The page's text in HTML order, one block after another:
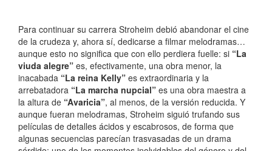
Para continuar su carrera Stroheim debió abandonar el cine
de la crudeza y, ahora sí, dedicarse a filmar melodramas…
aunque esto no significa que con ello perdiera fuelle: si “La
viuda alegre” es, efectivamente, una obra menor, la
inacabada “La reina Kelly” es extraordinaria y la
arrebatadora “La marcha nupcial” es una obra maestra a
la altura de “Avaricia”, al menos, de la versión reducida. Y
aunque fueran melodramas, Stroheim siguió trufando sus
películas de detalles ácidos y escabrosos, de forma que
algunas secuencias parecían trasvasadas de un drama